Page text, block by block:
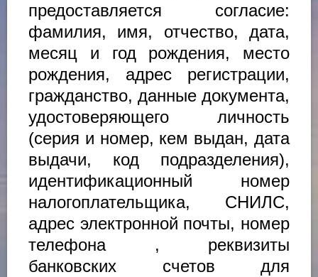
предоставляется согласие:
фамилия, имя, отчество, дата,
месяц и год рождения, место
рождения, адрес регистрации,
гражданство, данные документа,
удостоверяющего личность
(серия и номер, кем выдан, дата
выдачи, код подразделения),
идентификационный номер
налогоплательщика, СНИЛС,
адрес электронной почты, номер
телефона , реквизиты
банковских счетов для